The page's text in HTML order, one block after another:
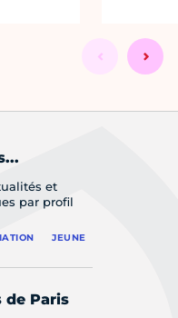
et
par profil
JEUNE
de Paris